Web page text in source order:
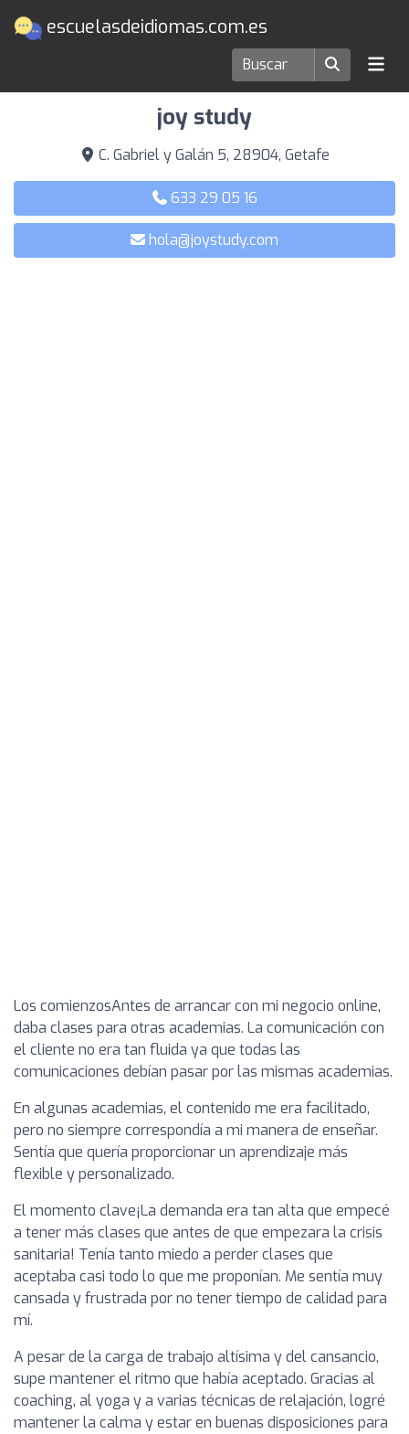
escuelasdeidiomas.com.es
Escuelas de idiomas en Getafe
joy study
C. Gabriel y Galán 5, 28904, Getafe
633 29 05 16
hola@joystudy.com
Los comienzosAntes de arrancar con mi negocio online,
daba clases para otras academias. La comunicación con
el cliente no era tan fluida ya que todas las
comunicaciones debían pasar por las mismas academias.
En algunas academias, el contenido me era facilitado,
pero no siempre correspondía a mi manera de enseñar.
Sentía que quería proporcionar un aprendizaje más
flexible y personalizado.
El momento clave¡La demanda era tan alta que empecé
a tener más clases que antes de que empezara la crisis
sanitaria! Tenía tanto miedo a perder clases que
aceptaba casi todo lo que me proponían. Me sentía muy
cansada y frustrada por no tener tiempo de calidad para
mí.
A pesar de la carga de trabajo altísima y del cansancio,
supe mantener el ritmo que había aceptado. Gracias al
coaching, al yoga y a varias técnicas de relajación, logré
mantener la calma y estar en buenas disposiciones para